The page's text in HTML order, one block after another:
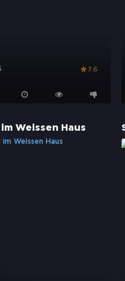
7.6
im Weissen Haus